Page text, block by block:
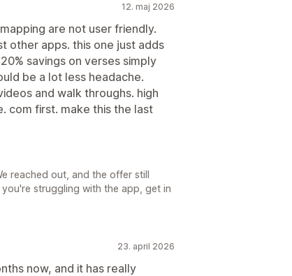
12. maj 2026
are not user friendly.
other apps. this one just adds
savings on verses simply
be a lot less headache.
and walk throughs. high
com first. make this the last
reached out, and the offer still
struggling with the app, get in
23. april 2026
now, and it has really